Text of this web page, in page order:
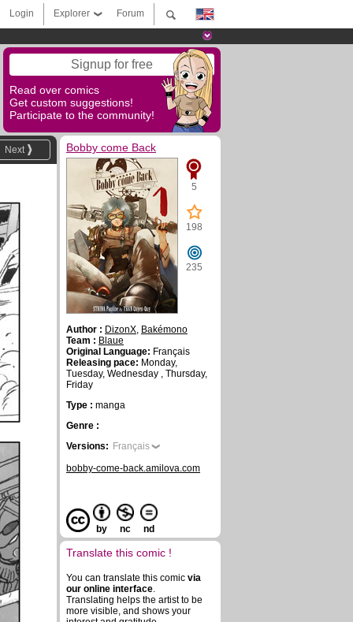
Forum
Explorer
Login
Signup for free
Read over comics
Get custom suggestions!
Participate to the community!
Next Bobby come Back
5
198
235
Author : DizonX, Bakémono
Team : Blaue
Original Language: Français
Releasing pace: Monday,
Tuesday, Wednesday , Thursday,
Friday
Type : manga
Genre :
Versions: Français
bobby-come-back.amilova.com
by nc nd
Translate this comic !
You can translate this comic via
our online interface.
Translating helps the artist to be
more visible, and shows your